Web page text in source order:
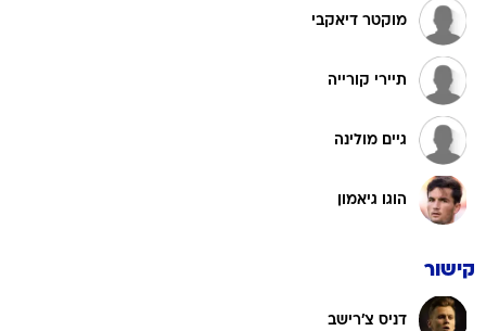
מוקטר דיאקבי
תיירי קורייה
גיים מולינה
הוגו גיאמון
קישור
דניס צ'רישב